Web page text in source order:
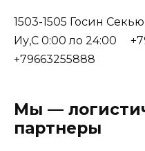
1503-1505 Госин
Иу,С 0:00 ло 24:00
+79663255888
Мы —
партнеры